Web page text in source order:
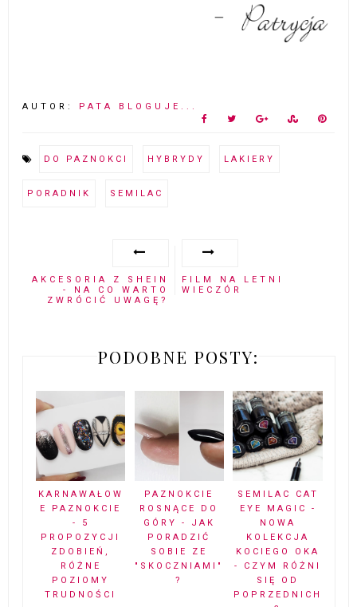
AUTOR: PATA BLOGUJE...
DO PAZNOKCI HYBRYDY LAKIERY
PORADNIK SEMILAC
AKCESORIA Z SHEIN
- NA CO WARTO
ZWRÓCIĆ UWAGĘ?
FILM NA LETNI
WIECZÓR
PODOBNE POSTY:
KARNAWAŁOW
E PAZNOKCIE
- 5
PROPOZYCJI
ZDOBIEŃ,
RÓŻNE
POZIOMY
TRUDNOŚCI
PAZNOKCIE
ROSNĄCE DO
GÓRY - JAK
PORADZIĆ
SOBIE ZE
"SKOCZNIAMI"
?
SEMILAC CAT
EYE MAGIC -
NOWA
KOLEKCJA
KOCIEGO OKA
- CZYM RÓŻNI
SIĘ OD
POPRZEDNICH